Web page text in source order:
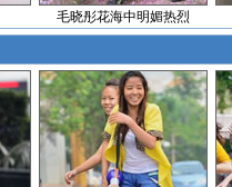
毛晓彤花海中明媚热烈